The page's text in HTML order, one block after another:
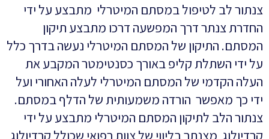
צנתור לב לטיפול במסתם המיטרלי מתבצע על ידי
החדרת צנתר דרך המפשעה דרכו מתבצע תיקון
המסתם. התיקון של המסתם המיטרלי נעשה בדרך כלל
על ידי השתלת קליפ באורך כסנטימטר המקבע את
העלה הקדמי של המסתם המיטרלי לעלה האחורי ועל
ידי כך מאפשר הורדה משמעותית של הדלף במסתם.
צנתור הלב לתיקון המסתם המיטרלי מתבצע על ידי
קרדיולוג מצנתר בליווי של צוות רפואי שכולל קרדיולוג